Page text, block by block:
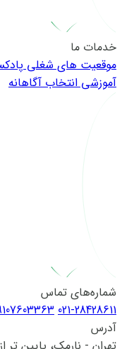
خدمات ما
موقعیت های شغلی
آموزشیانتخاب آگاهانه
شماره‌های تماس
021-28428611
آدرس